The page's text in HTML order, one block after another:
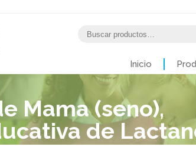
Inicio
Mama (seno),
de
de